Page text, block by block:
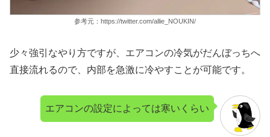
参考元：https://twitter.com/allie_NOUKIN/
少々強引なやり方ですが、エアコンの冷気がだんぼっちへ
直接流れるので、内部を急激に冷やすことが可能です。
エアコンの設定によっては寒いくらい